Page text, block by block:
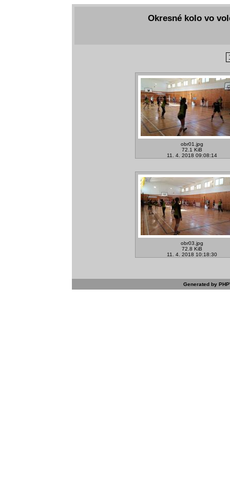
Okresné kolo vo
obr01.jpg
72.1 KiB
11. 4. 2018 09:08:14
obr03.jpg
72.8 KiB
11. 4. 2018 10:18:30
Generated by